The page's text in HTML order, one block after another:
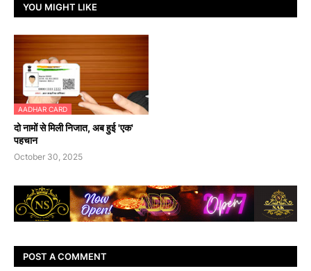
YOU MIGHT LIKE
AADHAR CARD
दो नामों से मिली निजात, अब हुई 'एक'
पहचान
October 30, 2025
POST A COMMENT